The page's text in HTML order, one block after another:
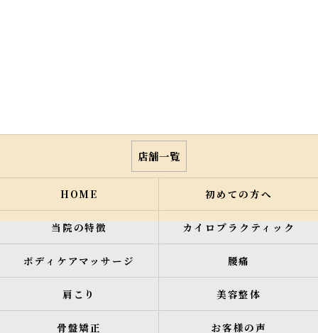
店舗一覧
HOME 初めての方へ
当院の特徴 カイロプラクティック
ボディケアマッサージ 腰痛
肩こり 美容整体
骨盤矯正 お客様の声